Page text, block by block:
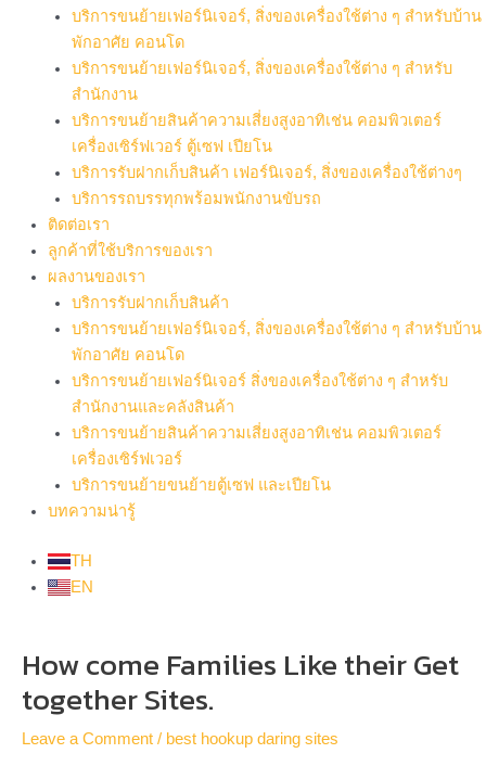
บริการขนย้ายเฟอร์นิเจอร์, สิ่งของเครื่องใช้ต่าง ๆ สำหรับบ้าน
พักอาศัย คอนโด
บริการขนย้ายเฟอร์นิเจอร์, สิ่งของเครื่องใช้ต่าง ๆ สำหรับ
สำนักงาน
บริการขนย้ายสินค้าความเสี่ยงสูงอาทิเช่น คอมพิวเตอร์
เครื่องเซิร์ฟเวอร์ ตู้เซฟ เปียโน
บริการรับฝากเก็บสินค้า เฟอร์นิเจอร์, สิ่งของเครื่องใช้ต่างๆ
บริการรถบรรทุกพร้อมพนักงานขับรถ
ติดต่อเรา
ลูกค้าที่ใช้บริการของเรา
ผลงานของเรา
บริการรับฝากเก็บสินค้า
บริการขนย้ายเฟอร์นิเจอร์, สิ่งของเครื่องใช้ต่าง ๆ สำหรับบ้าน
พักอาศัย คอนโด
บริการขนย้ายเฟอร์นิเจอร์ สิ่งของเครื่องใช้ต่าง ๆ สำหรับ
สำนักงานและคลังสินค้า
บริการขนย้ายสินค้าความเสี่ยงสูงอาทิเช่น คอมพิวเตอร์
เครื่องเซิร์ฟเวอร์
บริการขนย้ายขนย้ายตู้เซฟ และเปียโน
บทความน่ารู้
TH
EN
How come Families Like their Get
together Sites.
Leave a Comment / best hookup daring sites
navigation